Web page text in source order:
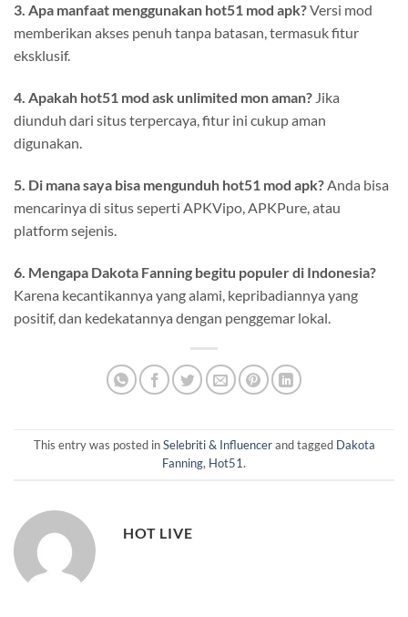
3. Apa manfaat menggunakan hot51 mod apk?Versi mod
memberikan akses penuh tanpa batasan, termasuk fitur
eksklusif.
4. Apakah hot51 mod ask unlimited mon aman? Jika
diunduh dari situs terpercaya, fitur ini cukup aman
digunakan.
5. Di mana saya bisa mengunduh hot51 mod apk?Anda bisa
mencarinya di situs seperti APKVipo, APKPure, atau
platform sejenis.
6. Mengapa Dakota Fanning begitu populer di Indonesia?
Karena kecantikannya yang alami, kepribadiannya yang
positif, dan kedekatannya dengan penggemar lokal.
This entry was posted inSelebriti & Influencerand tagged Dakota
Fanning, Hot51.
HOT LIVE